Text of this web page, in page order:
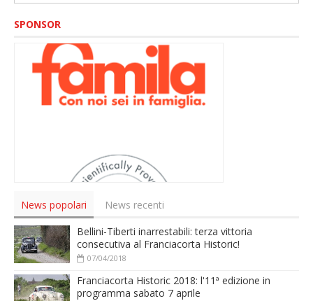
SPONSOR
News popolari
News recenti
Bellini-Tiberti inarrestabili: terza vittoria
consecutiva al Franciacorta Historic!
07/04/2018
Franciacorta Historic 2018: l'11ª edizione in
programma sabato 7 aprile